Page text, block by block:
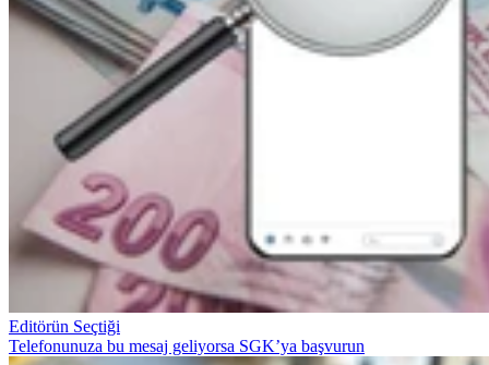
Editörün Seçtiği
Telefonunuza bu mesaj geliyorsa SGK’ya başvurun